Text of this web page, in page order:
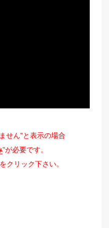
せん"と表示の場合
"が必要です。
をクリック下さい。